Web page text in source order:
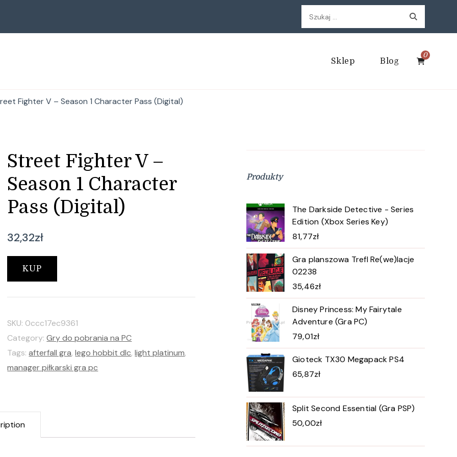
Szukaj:
Sklep Blog
0
Fighter V – Season 1 Character Pass (Digital)
Street Fighter V –
Season 1 Character
Pass (Digital)
32,32zł
KUP
SKU: 0ccc17ec9361
Category:Gry do pobrania na PC
Tags:afterfall gra,lego hobbit dlc,light platinum,
manager piłkarski gra pc
Produkty
The Darkside Detective - Series
Edition (Xbox Series Key)
81,77zł
Gra planszowa Trefl Re(we)lacje
02238
35,46zł
Disney Princess: My Fairytale
Adventure (Gra PC)
79,01zł
Gioteck TX30 Megapack PS4
65,87zł
Split Second Essential (Gra PSP)
50,00zł